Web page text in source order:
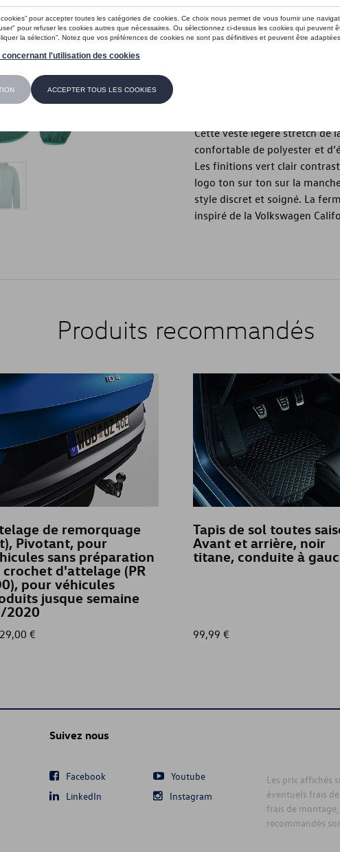
Vérifiez la
Cette veste légère stretch de
confortable de polyester et
Les finitions vert clair
logo ton sur ton sur la
style discret et soigné. La
inspiré de la Volkswagen
Produits recommandés
de remorquage
Pivotant, pour
sans préparation
crochet d'attelage (PR
pour véhicules
jusque semaine
2020
€
Tapis de sol toutes
Avant et arrière, noir
titane, conduite à
99,99 €
Suivez nous
Facebook
Youtube
LinkedIn
Instagram
Les prix affichés
éventuels frais
frais de
recommandés